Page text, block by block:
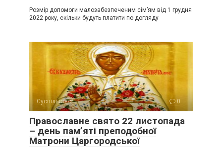
Розмір допомоги малозабезпеченим сім’ям від 1 грудня
2022 року, скільки будуть платити по догляду
Суспільство 0
Православне свято 22 листопада
– день пам’яті преподобної
Матрони Царгородської